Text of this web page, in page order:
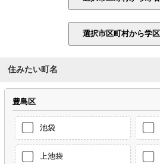
住みたい町名
豊島区
池袋
上池袋